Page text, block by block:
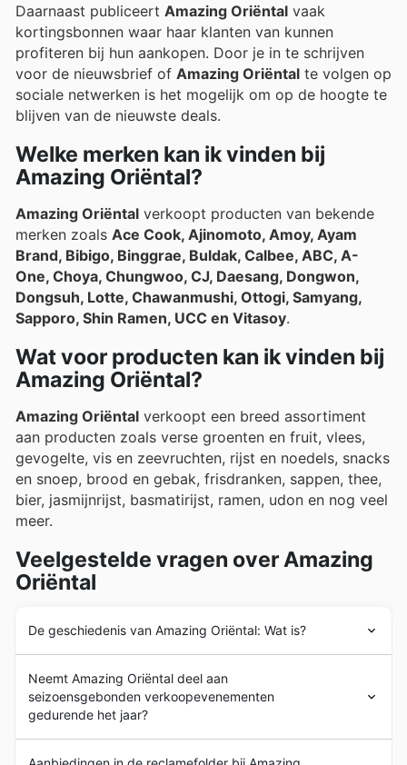
Daarnaast publiceert Amazing Oriëntal vaak
kortingsbonnen waar haar klanten van kunnen
profiteren bij hun aankopen. Door je in te schrijven
voor de nieuwsbrief of Amazing Oriëntal te volgen op
sociale netwerken is het mogelijk om op de hoogte te
blijven van de nieuwste deals.
Welke merken kan ik vinden bij
Amazing Oriëntal?
Amazing Oriëntal verkoopt producten van bekende
merken zoals Ace Cook, Ajinomoto, Amoy, Ayam
Brand, Bibigo, Binggrae, Buldak, Calbee, ABC, A-
One, Choya, Chungwoo, CJ, Daesang, Dongwon,
Dongsuh, Lotte, Chawanmushi, Ottogi, Samyang,
Sapporo, Shin Ramen, UCC en Vitasoy.
Wat voor producten kan ik vinden bij
Amazing Oriëntal?
Amazing Oriëntal verkoopt een breed assortiment
aan producten zoals verse groenten en fruit, vlees,
gevogelte, vis en zeevruchten, rijst en noedels, snacks
en snoep, brood en gebak, frisdranken, sappen, thee,
bier, jasmijnrijst, basmatirijst, ramen, udon en nog veel
meer.
Veelgestelde vragen over Amazing
Oriëntal
De geschiedenis van Amazing Oriëntal: Wat is?
door de heer en mevrouw Ng. Vanaf het begin heeft
Amazing Oriëntalals doel gehad om de leidende
oriëntaalse supermarktketen op de Nederlandse markt
te worden.
In de daaropvolgende jaren heeft Amazing Oriëntal
Neemt Amazing Oriëntal deel aan
seizoensgebonden verkoopevenementen
gedurende het jaar?